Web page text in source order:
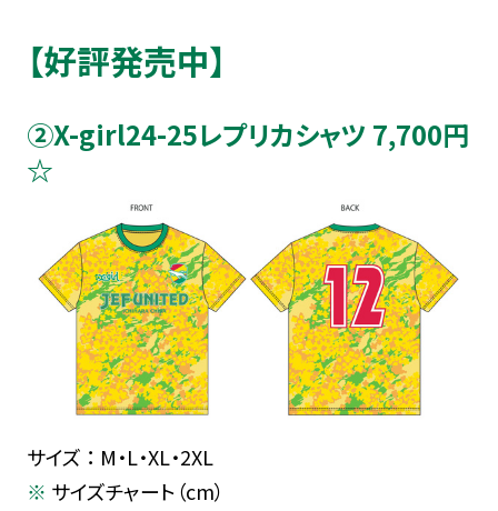
【好評発売中】
②X-girl24-25レプリカシャツ 7,700円
☆
サイズ ： M・L・XL・2XL
サイズチャート（cm）